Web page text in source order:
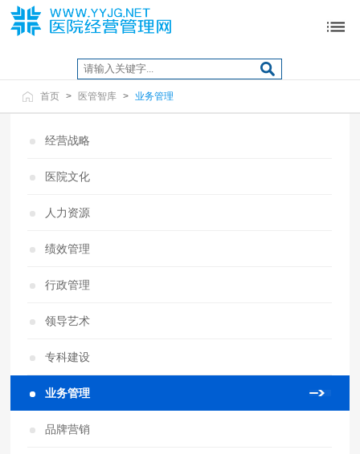
首页 > 医管智库 > 业务管理
经营战略
医院文化
人力资源
绩效管理
行政管理
领导艺术
专科建设
业务管理
品牌营销